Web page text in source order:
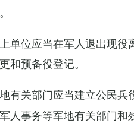
单位应当在军人退出现
和预备役登记。
有关部门应当建立公民
人事务等军地有关部门和